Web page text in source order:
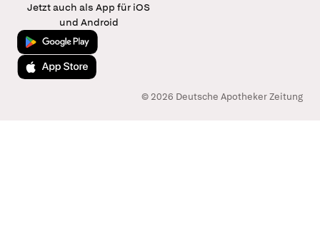
Jetzt auch als App für iOS
und Android
Jetzt bei Google Play
Laden im App Store
© 2026 Deutsche Apotheker Zeitung